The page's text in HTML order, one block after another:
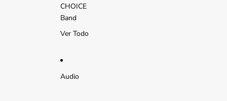
CHOICE
Band
Ver Todo
Audio